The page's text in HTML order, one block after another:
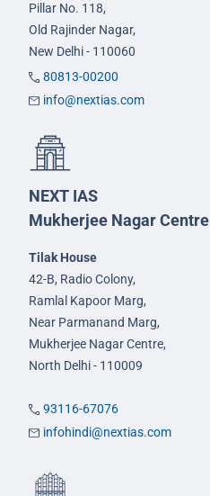
Pillar No. 118,
Old Rajinder Nagar,
New Delhi - 110060
80813-00200
info@nextias.com
NEXT IAS
Mukherjee Nagar Centre
Tilak House
42-B, Radio Colony,
Ramlal Kapoor Marg,
Near Parmanand Marg,
Mukherjee Nagar Centre,
North Delhi - 110009
93116-67076
infohindi@nextias.com